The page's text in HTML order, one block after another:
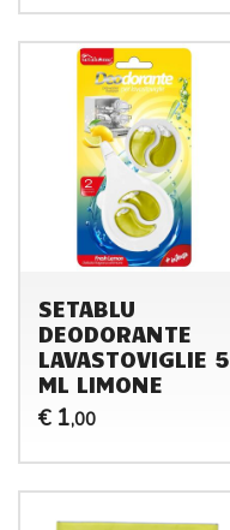
SETABLU
DEODORANTE
LAVASTOVIGLIE 5
ML LIMONE
€ 1,00